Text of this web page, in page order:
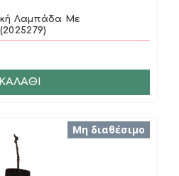
Λαμπάδα Με
ΚΑΛΆΘΙ
Μη διαθέσιμο